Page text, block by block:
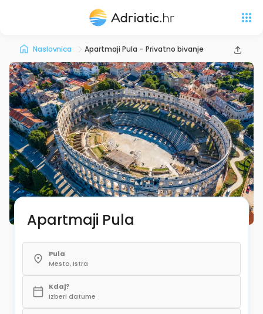
Naslovnica Apartmaji Pula – Privatno bivanje
Apartmaji Pula
Pula
Mesto, Istra
Kdaj?
Izberi datume